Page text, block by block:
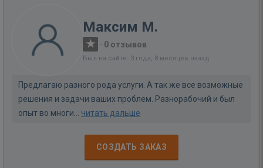
Максим М.
· 0 отзывов
Был на сайте: 3 года, 8 месяцев назад
Предлагаю разного рода услуги. А так же все возможные
решения и задачи ваших проблем. Разнорабочий и был
опыт во многи... читать дальше
СОЗДАТЬ ЗАКАЗ